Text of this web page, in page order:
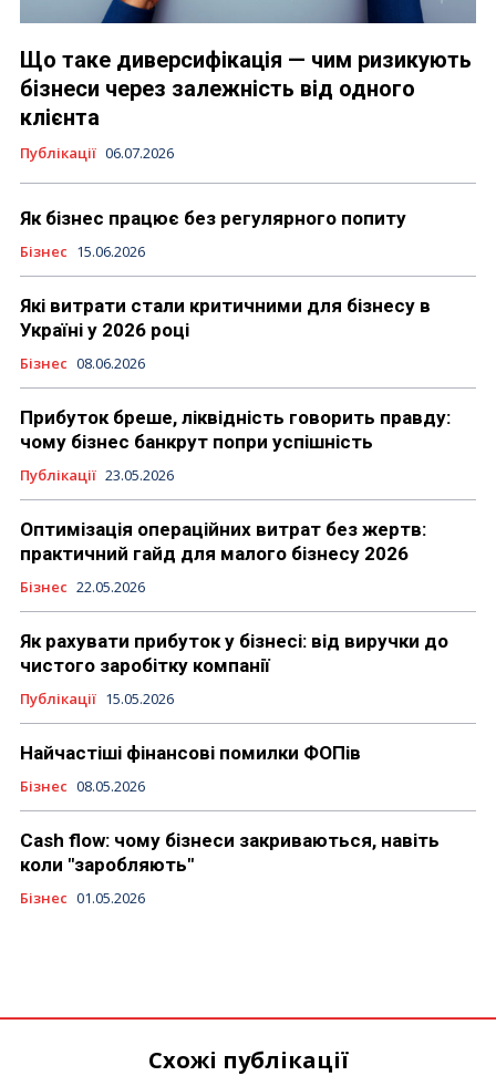
Що таке диверсифікація — чим ризикують
бізнеси через залежність від одного
клієнта
Публікації 06.07.2026
Як бізнес працює без регулярного попиту
Бізнес 15.06.2026
Які витрати стали критичними для бізнесу в
Україні у 2026 році
Бізнес 08.06.2026
Прибуток бреше, ліквідність говорить правду:
чому бізнес банкрут попри успішність
Публікації 23.05.2026
Оптимізація операційних витрат без жертв:
практичний гайд для малого бізнесу 2026
Бізнес 22.05.2026
Як рахувати прибуток у бізнесі: від виручки до
чистого заробітку компанії
Публікації 15.05.2026
Найчастіші фінансові помилки ФОПів
Бізнес 08.05.2026
Cash flow: чому бізнеси закриваються, навіть
коли "заробляють"
Бізнес 01.05.2026
Схожі публікації